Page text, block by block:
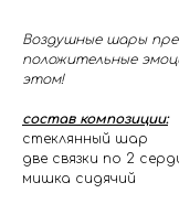
Воздушные шары
положительные
этом!
состав композиции:
стеклянный шар
две связки по 2
мишка сидячий